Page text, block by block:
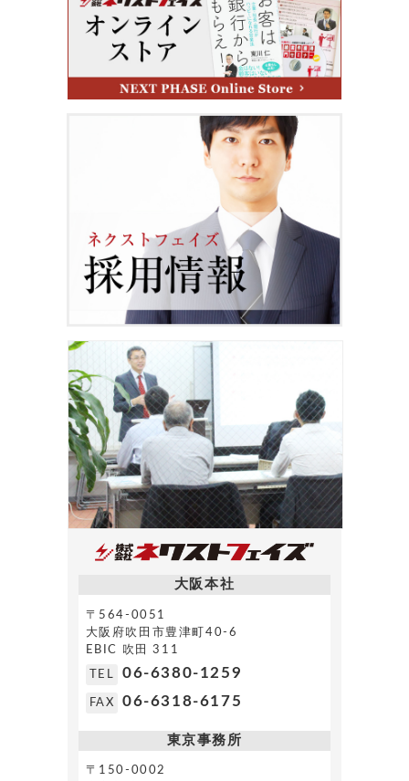
大阪本社
〒564-0051
大阪府吹田市豊津町40-6
EBIC 吹田 311
TEL 06-6380-1259
FAX 06-6318-6175
東京事務所
〒150-0002